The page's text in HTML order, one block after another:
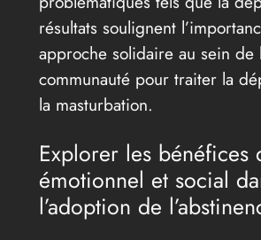
résultats soulignent
approche solidaire au sein de
communauté pour traiter la
la masturbation.
Explorer les bénéfices
émotionnel et social
l’adoption de